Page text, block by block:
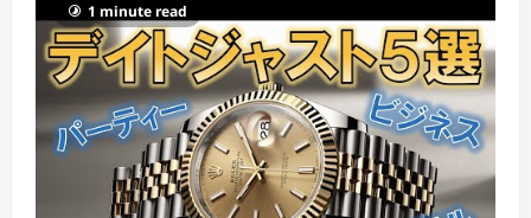
1 minute read